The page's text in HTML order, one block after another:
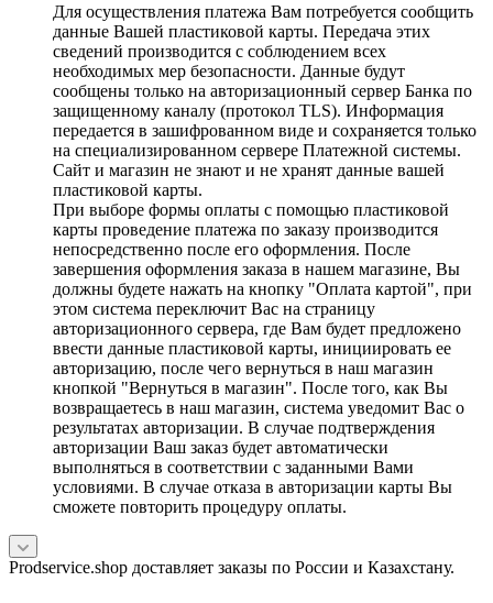
Для осуществления платежа Вам потребуется сообщить
данные Вашей пластиковой карты. Передача этих
сведений производится с соблюдением всех
необходимых мер безопасности. Данные будут
сообщены только на авторизационный сервер Банка по
защищенному каналу (протокол TLS). Информация
передается в зашифрованном виде и сохраняется только
на специализированном сервере Платежной системы.
Сайт и магазин не знают и не хранят данные вашей
пластиковой карты.
При выборе формы оплаты с помощью пластиковой
карты проведение платежа по заказу производится
непосредственно после его оформления. После
завершения оформления заказа в нашем магазине, Вы
должны будете нажать на кнопку "Оплата картой", при
этом система переключит Вас на страницу
авторизационного сервера, где Вам будет предложено
ввести данные пластиковой карты, инициировать ее
авторизацию, после чего вернуться в наш магазин
кнопкой "Вернуться в магазин". После того, как Вы
возвращаетесь в наш магазин, система уведомит Вас о
результатах авторизации. В случае подтверждения
авторизации Ваш заказ будет автоматически
выполняться в соответствии с заданными Вами
условиями. В случае отказа в авторизации карты Вы
сможете повторить процедуру оплаты.
Prodservice.shop доставляет заказы по России и Казахстану.